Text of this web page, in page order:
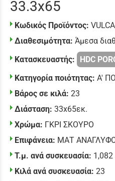
33.3x65
Κωδικός Προϊόντος:
Διαθεσιμότητα: Άμεσα
Κατασκευαστής:
HDC
Κατηγορία ποιότητας: Α'
Βάρος σε κιλά: 23
Διάσταση: 33x65εκ.
Χρώμα: ΓΚΡΙ ΣΚΟΥΡΟ
Επιφάνεια: ΜΑΤ
Τ.μ. ανά συσκευασία: 1,082
Κιλά ανά συσκευασία: 23